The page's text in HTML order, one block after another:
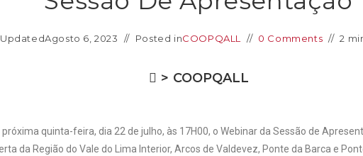
UpdatedAgosto 6, 2023 Posted inCOOPQALL 0 Comments 2
> COOPQALL
quinta-feira, dia 22 de julho, às 17H00, o Webinar da Sessão de
da Região do Vale do Lima Interior, Arcos de Valdevez, Ponte da Barca e